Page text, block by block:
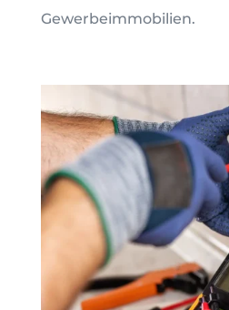
Gewerbeimmobilien.